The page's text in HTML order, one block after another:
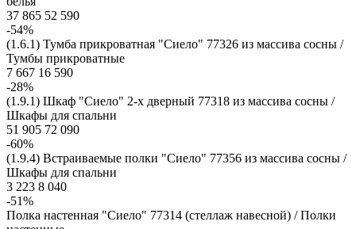
37 865 52 590
-54%
(1.6.1) Тумба прикроватная "Сиело" 77326 из массива сосны /
Тумбы прикроватные
7 667 16 590
-28%
(1.9.1) Шкаф "Сиело" 2-х дверный 77318 из массива сосны /
Шкафы для спальни
51 905 72 090
-60%
(1.9.4) Встраиваемые полки "Сиело" 77356 из массива сосны /
Шкафы для спальни
3 223 8 040
-51%
Полка настенная "Сиело" 77314 (стеллаж навесной) / Полки